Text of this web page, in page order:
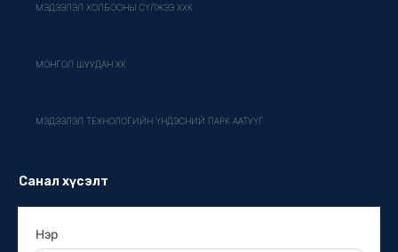
МЭДЭЭЛЭЛ ХОЛБООНЫ СҮЛЖЭЭ ХХК
МОНГОЛ ШУУДАН ХК
МЭДЭЭЛЭЛ ТЕХНОЛОГИЙН ҮНДЭСНИЙ ПАРК ААТУҮГ
Санал хүсэлт
Нэр